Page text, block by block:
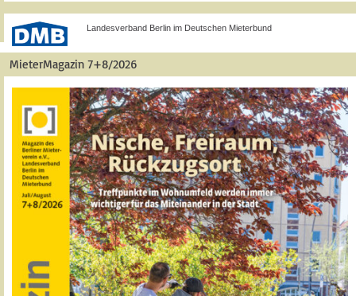
Landesverband Berlin im Deutschen Mieterbund
MieterMagazin 7+8/2026